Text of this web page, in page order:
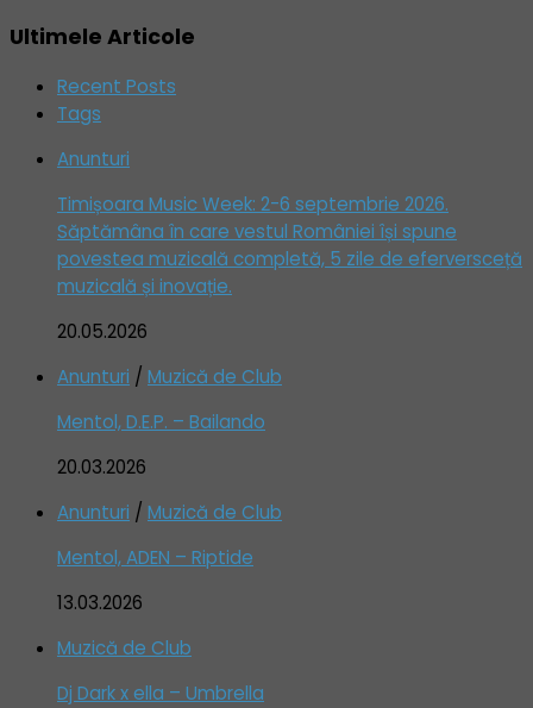
Ultimele Articole
Recent Posts
Tags
Anunturi
Timișoara Music Week: 2-6 septembrie 2026.
Săptămâna în care vestul României își spune
povestea muzicală completă, 5 zile de eferversceță
muzicală și inovație.
20.05.2026
Anunturi / Muzică de Club
Mentol, D.E.P. – Bailando
20.03.2026
Anunturi / Muzică de Club
Mentol, ADEN – Riptide
13.03.2026
Muzică de Club
Dj Dark x ella – Umbrella